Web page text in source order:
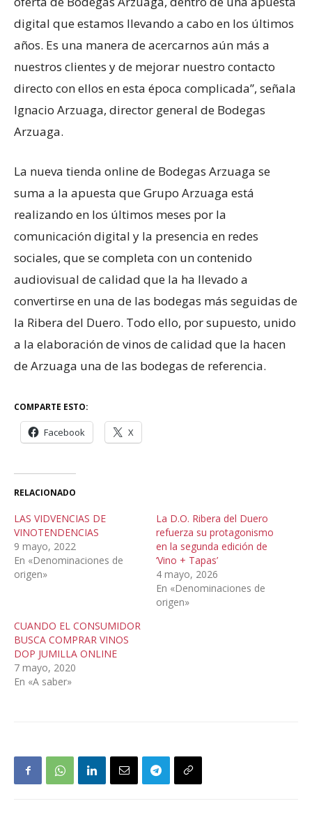
digital que estamos llevando a cabo en los últimos
años. Es una manera de acercarnos aún más a
nuestros clientes y de mejorar nuestro contacto
directo con ellos en esta época complicada”, señala
Ignacio Arzuaga, director general de Bodegas
Arzuaga.
La nueva tienda online de Bodegas Arzuaga se
suma a la apuesta que Grupo Arzuaga está
realizando en los últimos meses por la
comunicación digital y la presencia en redes
sociales, que se completa con un contenido
audiovisual de calidad que la ha llevado a
convertirse en una de las bodegas más seguidas de
la Ribera del Duero. Todo ello, por supuesto, unido
a la elaboración de vinos de calidad que la hacen
de Arzuaga una de las bodegas de referencia.
COMPARTE ESTO:
Facebook X
RELACIONADO
LAS VIDVENCIAS DE
VINOTENDENCIAS
9 mayo, 2022
En «Denominaciones de
origen»
La D.O. Ribera del Duero
refuerza su protagonismo
en la segunda edición de
‘Vino + Tapas’
4 mayo, 2026
En «Denominaciones de
origen»
CUANDO EL CONSUMIDOR
BUSCA COMPRAR VINOS
DOP JUMILLA ONLINE
7 mayo, 2020
En «A saber»